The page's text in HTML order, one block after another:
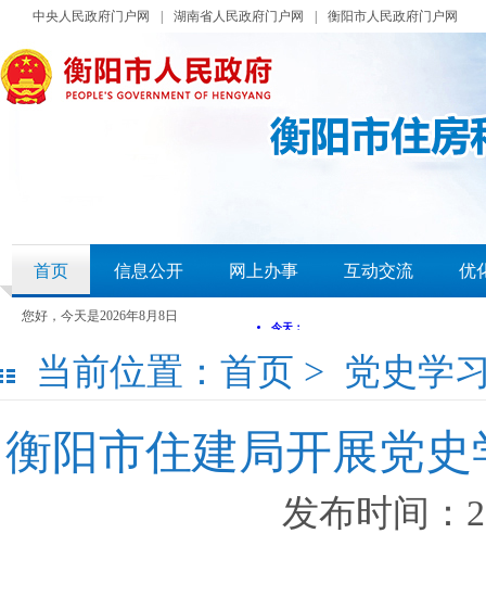
中央人民政府门户网 湖南省人民政府门户网 衡阳市人民政府门户网
首页 信息公开 网上办事 互动交流 优
您好，今天是2026年8月8日
当前位置： 首页 > 党史学
衡阳市住建局开展党
发布时间：